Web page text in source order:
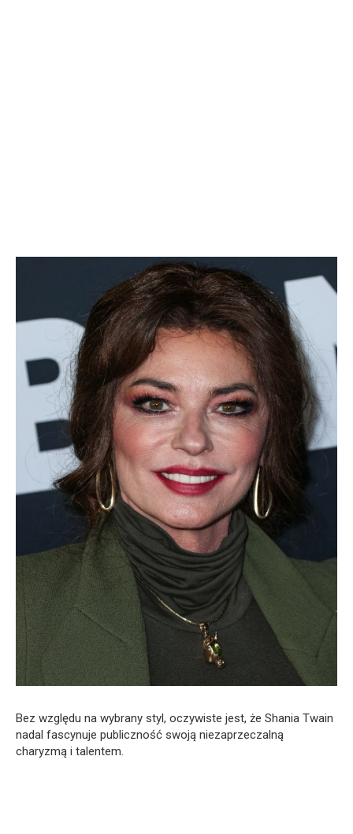
Bez względu na wybrany styl, oczywiste jest, że Shania Twain
nadal fascynuje publiczność swoją niezaprzeczalną
charyzmą i talentem.